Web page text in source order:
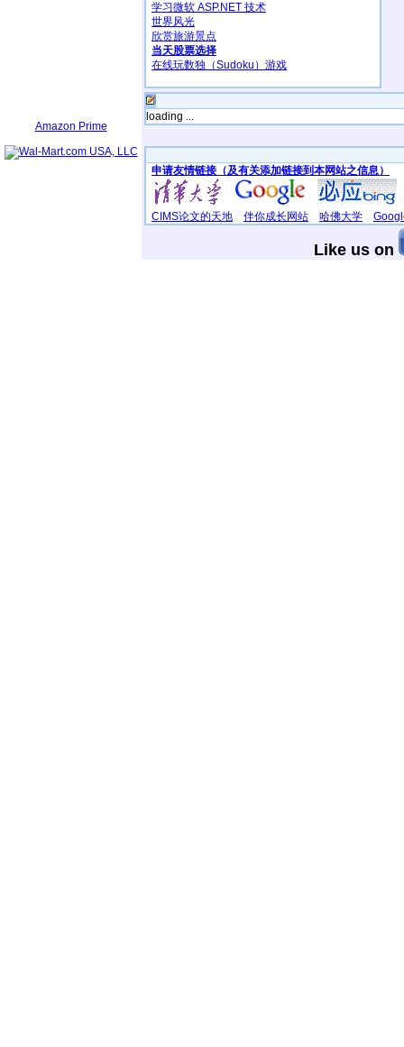
Amazon Prime
学习微软 ASP.NET 技术
世界风光
欣赏旅游景点
当天股票选择
在线玩数独（Sudoku）游戏
loading ...
申请友情链接（及有关添加链接到本网站之信息）
CIMS论文的天地 伴你成长网站 哈佛大学
Like us on